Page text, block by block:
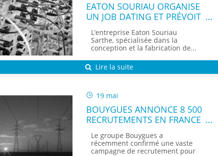
EATON SOURIAU ORGANISE
UN JOB DATING ET PRÉVOIT
PLUS DE 100
RECRUTEMENTS EN SARTHE
L’entreprise Eaton Souriau
Sarthe, spécialisée dans la
conception et la fabrication de...
Lire la suite
19 mai
BOUYGUES ANNONCE 8 500
RECRUTEMENTS EN FRANCE
Le groupe Bouygues a
récemment confirmé une vaste
campagne de recrutement pour